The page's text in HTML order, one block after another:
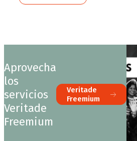
Aprovecha
los
servicios
Veritade
Freemium
Veritade
Freemium